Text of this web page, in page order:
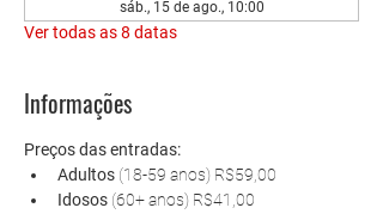
sáb., 15 de ago., 10:00
Ver todas as 8 datas
Informações
Preços das entradas:
Adultos (18-59 anos) R$59,00
Idosos (60+ anos) R$41,00